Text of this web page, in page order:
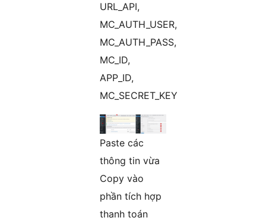
URL_API,
MC_AUTH_USER,
MC_AUTH_PASS,
MC_ID,
APP_ID,
MC_SECRET_KEY
Paste các
thông tin vừa
Copy vào
phần tích hợp
thanh toán